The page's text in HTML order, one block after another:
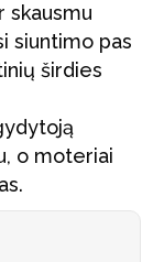
skausmu
siuntimo pas
širdies
o moteriai